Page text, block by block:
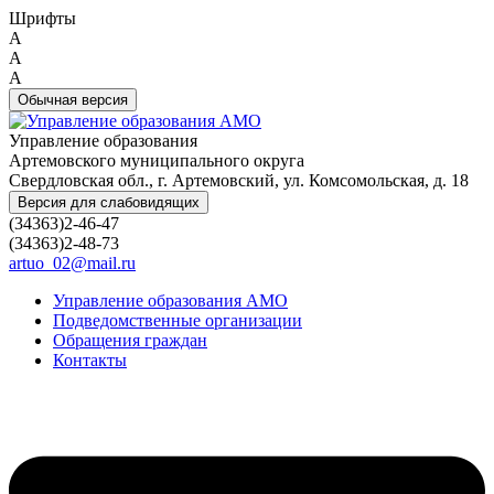
Шрифты
A
A
A
Обычная версия
Управление образования
Артемовского муниципального округа
Свердловская обл., г. Артемовский, ул. Комсомольская, д. 18
Версия для слабовидящих
(34363)2-46-47
(34363)2-48-73
artuo_02@mail.ru
Управление образования АМО
Подведомственные организации
Обращения граждан
Контакты